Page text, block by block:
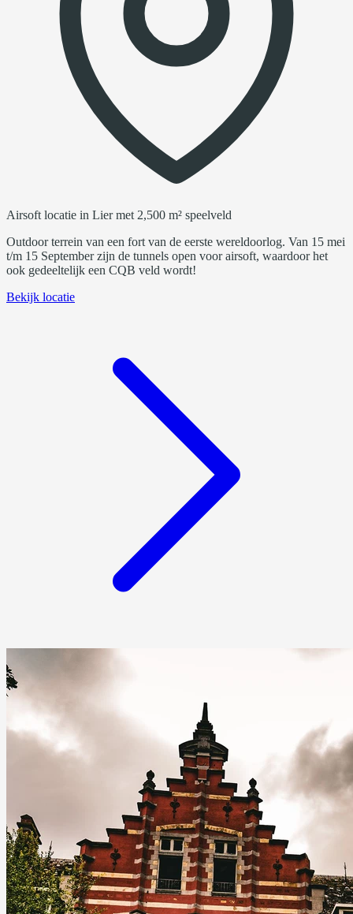
Airsoft locatie in Lier met 2,500 m² speelveld
Outdoor terrein van een fort van de eerste wereldoorlog. Van 15 mei
t/m 15 September zijn de tunnels open voor airsoft, waardoor het
ook gedeeltelijk een CQB veld wordt!
Bekijk locatie